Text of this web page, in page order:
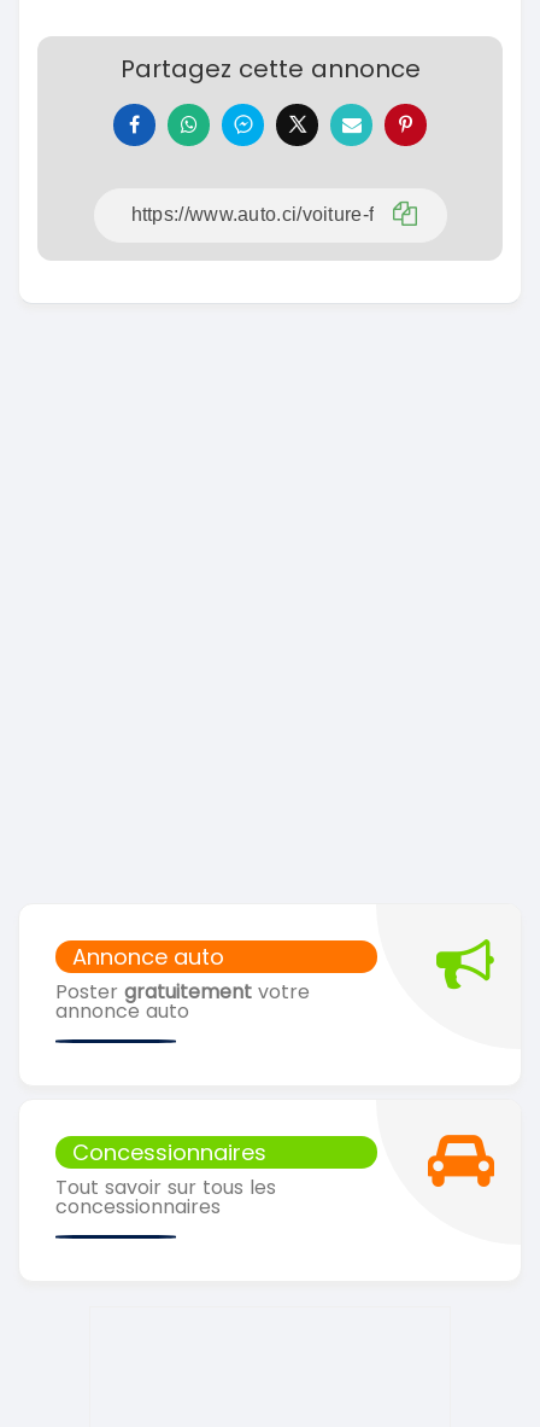
Annonce auto
Poster gratuitement votre
annonce auto
Concessionnaires
Tout savoir sur tous les
concessionnaires
Partagez cette annonce